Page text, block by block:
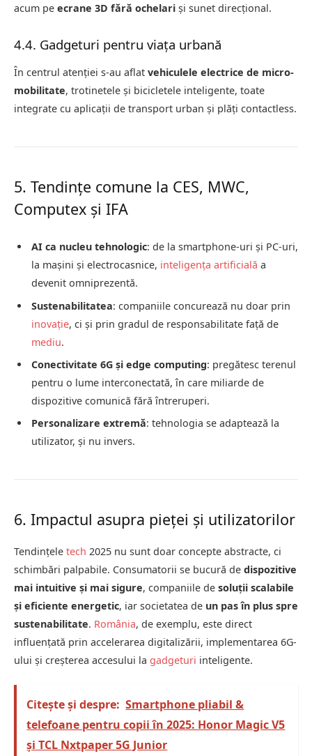
acum pe ecrane 3D fără ochelari și sunet direcțional.
4.4. Gadgeturi pentru viața urbană
În centrul atenției s-au aflat vehiculele electrice de micro-
mobilitate, trotinetele și bicicletele inteligente, toate
integrate cu aplicații de transport urban și plăți contactless.
5. Tendințe comune la CES, MWC,
Computex și IFA
AI ca nucleu tehnologic: de la smartphone-uri și PC-uri,
la mașini și electrocasnice, inteligența artificială a
devenit omniprezentă.
Sustenabilitatea: companiile concurează nu doar prin
inovație, ci și prin gradul de responsabilitate față de
mediu.
Conectivitate 6G și edge computing: pregătesc terenul
pentru o lume interconectată, în care miliarde de
dispozitive comunică fără întreruperi.
Personalizare extremă: tehnologia se adaptează la
utilizator, și nu invers.
6. Impactul asupra pieței și utilizatorilor
Tendințele tech 2025 nu sunt doar concepte abstracte, ci
schimbări palpabile. Consumatorii se bucură de dispozitive
mai intuitive și mai sigure, companiile de soluții scalabile
și eficiente energetic, iar societatea de un pas în plus spre
sustenabilitate. România, de exemplu, este direct
influențată prin accelerarea digitalizării, implementarea 6G-
ului și creșterea accesului la gadgeturi inteligente.
Citește și despre: Smartphone pliabil &
telefoane pentru copii în 2025: Honor Magic V5
și TCL Nxtpaper 5G Junior